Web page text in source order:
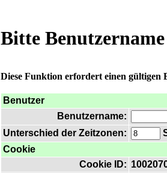
Bitte
Diese Funktion erfordert einen gültigen
Benutzer
Benutzername:
Unterschied der Zeitzonen:
Cookie
Cookie ID: